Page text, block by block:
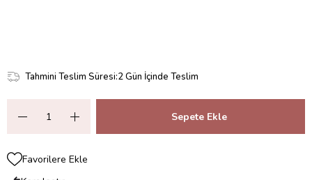
Tahmini Teslim Süresi:2 Gün İçinde Teslim
Favorilere Ekle